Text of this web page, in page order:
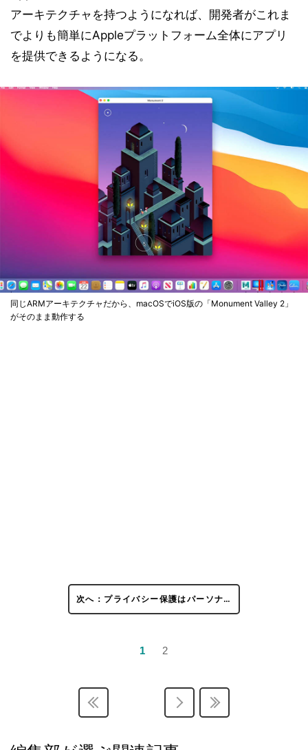
アーキテクチャを持つようになれば、開発者がこれま
でよりも簡単にAppleプラットフォーム全体にアプリ
を提供できるようになる。
同じARMアーキテクチャだから、macOSでiOS版の「Monument Valley 2」
がそのまま動作する
次へ：プライバシー保護はパーソナ…
1 2